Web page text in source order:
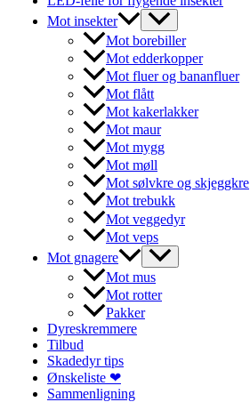
Mot insekter
Mot borebiller
Mot edderkopper
Mot fluer og bananfluer
Mot flått
Mot kakerlakker
Mot maur
Mot mygg
Mot møll
Mot sølvkre og skjeggkre
Mot trebukk
Mot veggedyr
Mot veps
Mot gnagere
Mot mus
Mot rotter
Pakker
Dyreskremmere
Tilbud
Skadedyr tips
Ønskeliste ❤
Sammenligning